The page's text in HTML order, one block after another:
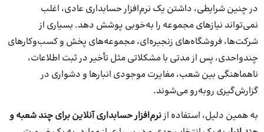
در چنین شرایطی، داشتن یک نرم‌افزار حسابداری عادی، اغلب
نمی‌تواند نیازهای مجموعه را به‌خوبی پوشش دهد. بسیاری از
شرکت‌ها، فروشگاه‌های زنجیره‌ای، مجموعه‌های پخش و کسب‌وکارهای
چندواحدی، پس از مدتی با مشکلاتی مثل تأخیر در ثبت اطلاعات،
ناهماهنگی بین شعب، مغایرت موجودی انبارها و دشواری در
گزارش‌گیری روبه‌رو می‌شوند.
به همین دلیل، استفاده ازنرم‌افزار حسابداری آنلاین برای چند شعبه و